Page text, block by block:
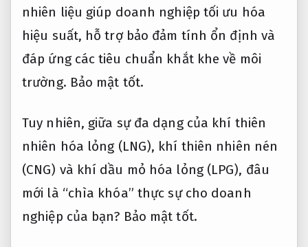
nhiên liệu giúp doanh nghiệp tối ưu hóa
hiệu suất, hỗ trợ bảo đảm tính ổn định và
đáp ứng các tiêu chuẩn khắt khe về môi
trường. Bảo mật tốt.
Tuy nhiên, giữa sự đa dạng của khí thiên
nhiên hóa lỏng (LNG), khí thiên nhiên nén
(CNG) và khí dầu mỏ hóa lỏng (LPG), đâu
mới là “chìa khóa” thực sự cho doanh
nghiệp của bạn? Bảo mật tốt.